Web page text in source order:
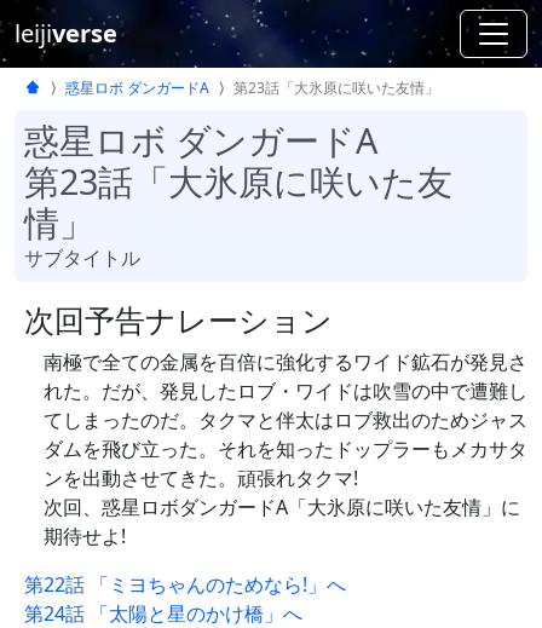
leijiverse
惑星ロボ ダンガードA 第23話「大氷原に咲いた友情」
惑星ロボ ダンガードA
第23話「大氷原に咲いた友
情」
サブタイトル
次回予告ナレーション
南極で全ての金属を百倍に強化するワイド鉱石が発見さ
れた。だが、発見したロブ・ワイドは吹雪の中で遭難し
てしまったのだ。タクマと伴太はロブ救出のためジャス
ダムを飛び立った。それを知ったドップラーもメカサタ
ンを出動させてきた。頑張れタクマ!
次回、惑星ロボダンガードA「大氷原に咲いた友情」に
期待せよ!
第22話 「ミヨちゃんのためなら!」へ
第24話 「太陽と星のかけ橋」へ